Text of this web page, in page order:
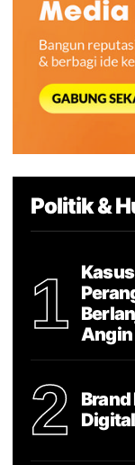
Politik &
1
Angin
2
Digital